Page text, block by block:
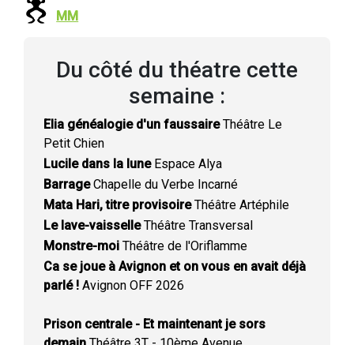
MM
Du côté du théatre cette
semaine :
Elia généalogie d'un faussaireThéâtre Le
Petit Chien
Lucile dans la luneEspace Alya
BarrageChapelle du Verbe Incarné
Mata Hari, titre provisoireThéâtre Artéphile
Le lave-vaisselleThéâtre Transversal
Monstre-moi Théâtre de l'Oriflamme
Ca se joue à Avignon et on vous en avait déjà
parlé ! Avignon OFF 2026
Prison centrale - Et maintenant je sors